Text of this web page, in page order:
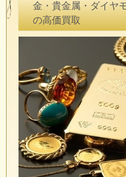
金・貴金属・ダイヤ
の高価買取